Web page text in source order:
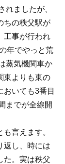
れましたが、
ちの秩父駅が
工事が行われ
年でやっと荒
蒸気機関車か
東よりも東の
おいても3番目
までが全線開
言えます。
返し、時には
た。実は秩父